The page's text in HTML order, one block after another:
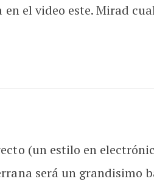
el video este. Mirad
(un estilo en
será un grandisimo